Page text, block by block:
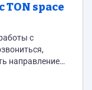
TON space
с
направление
на